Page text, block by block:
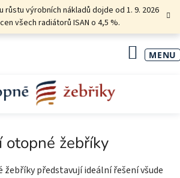
růstu výrobních nákladů dojde od 1. 9. 2026
všech radiátorů ISAN o 4,5 %.
otopné žebříky
představují ideální řešení všude